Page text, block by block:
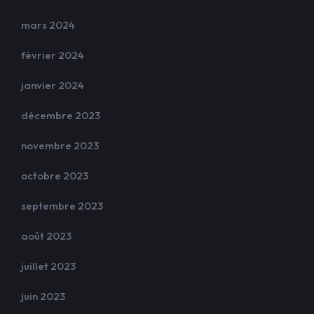
mars 2024
février 2024
janvier 2024
décembre 2023
novembre 2023
octobre 2023
septembre 2023
août 2023
juillet 2023
juin 2023